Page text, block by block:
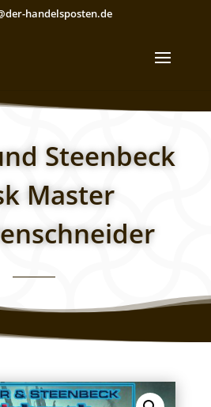
handelsposten.de
Steenbeck
Master